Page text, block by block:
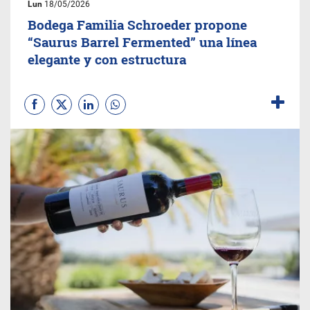
Lun 18/05/2026
Bodega Familia Schroeder propone
“Saurus Barrel Fermented” una línea
elegante y con estructura